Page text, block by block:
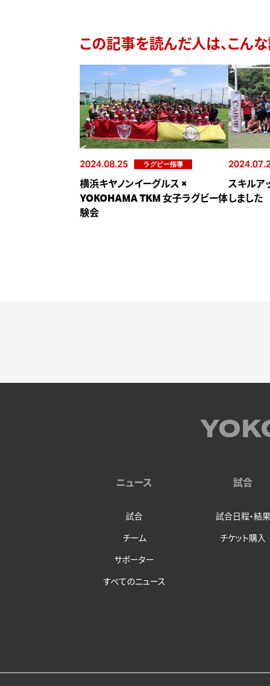
この記事を読んだ人は、こんな
2024.08.25 ラグビー指導
横浜キヤノンイーグルス ×
YOKOHAMA TKM 女子ラグビー体
験会
スキルア
しました
ニュース
試合
チーム
サポーター
すべてのニュース
試合
試合日程・結果
チケット購入